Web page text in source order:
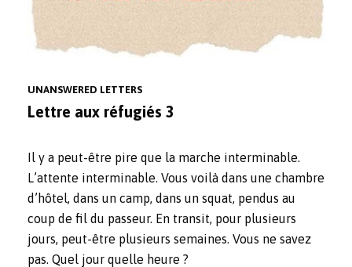
UNANSWERED LETTERS
Lettre aux réfugiés 3
Il y a peut-être pire que la marche interminable.
L’attente interminable. Vous voilà dans une chambre
d’hôtel, dans un camp, dans un squat, pendus au
coup de fil du passeur. En transit, pour plusieurs
jours, peut-être plusieurs semaines. Vous ne savez
pas. Quel jour quelle heure ?